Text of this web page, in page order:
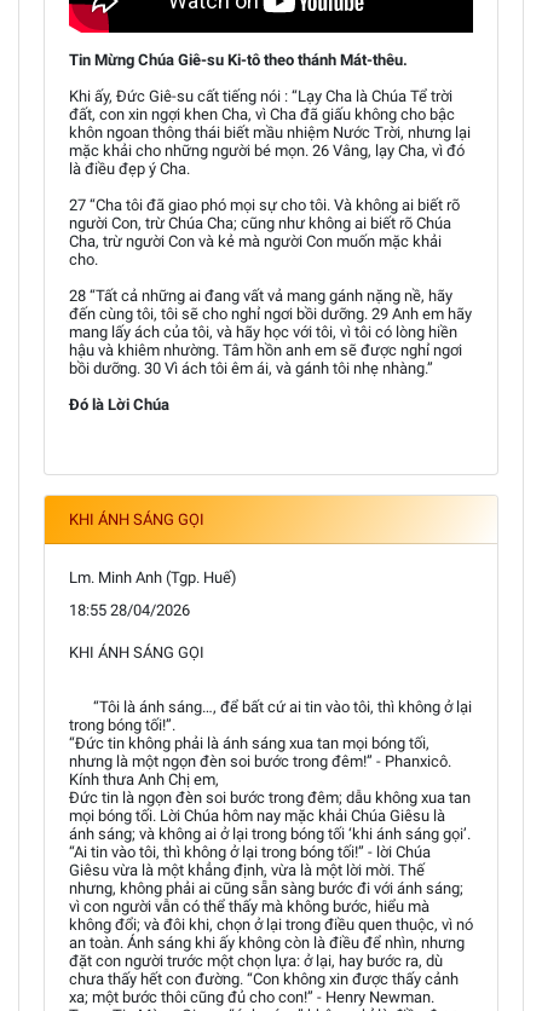
Tin Mừng Chúa Giê-su Ki-tô theo thánh Mát-thêu.
Khi ấy, Đức Giê-su cất tiếng nói : “Lạy Cha là Chúa Tể trời
đất, con xin ngợi khen Cha, vì Cha đã giấu không cho bậc
khôn ngoan thông thái biết mầu nhiệm Nước Trời, nhưng lại
mặc khải cho những người bé mọn. 26 Vâng, lạy Cha, vì đó
là điều đẹp ý Cha.
27 “Cha tôi đã giao phó mọi sự cho tôi. Và không ai biết rõ
người Con, trừ Chúa Cha; cũng như không ai biết rõ Chúa
Cha, trừ người Con và kẻ mà người Con muốn mặc khải
cho.
28 “Tất cả những ai đang vất vả mang gánh nặng nề, hãy
đến cùng tôi, tôi sẽ cho nghỉ ngơi bồi dưỡng. 29 Anh em hãy
mang lấy ách của tôi, và hãy học với tôi, vì tôi có lòng hiền
hậu và khiêm nhường. Tâm hồn anh em sẽ được nghỉ ngơi
bồi dưỡng. 30 Vì ách tôi êm ái, và gánh tôi nhẹ nhàng.”
Đó là Lời Chúa
KHI ÁNH SÁNG GỌI
Lm. Minh Anh (Tgp. Huế)
18:55 28/04/2026
KHI ÁNH SÁNG GỌI
“Tôi là ánh sáng…, để bất cứ ai tin vào tôi, thì không ở lại
trong bóng tối!”.
“Đức tin không phải là ánh sáng xua tan mọi bóng tối,
nhưng là một ngọn đèn soi bước trong đêm!” - Phanxicô.
Kính thưa Anh Chị em,
Đức tin là ngọn đèn soi bước trong đêm; dẫu không xua tan
mọi bóng tối. Lời Chúa hôm nay mặc khải Chúa Giêsu là
ánh sáng; và không ai ở lại trong bóng tối ‘khi ánh sáng gọi’.
“Ai tin vào tôi, thì không ở lại trong bóng tối!” - lời Chúa
Giêsu vừa là một khẳng định, vừa là một lời mời. Thế
nhưng, không phải ai cũng sẵn sàng bước đi với ánh sáng;
vì con người vẫn có thể thấy mà không bước, hiểu mà
không đổi; và đôi khi, chọn ở lại trong điều quen thuộc, vì nó
an toàn. Ánh sáng khi ấy không còn là điều để nhìn, nhưng
đặt con người trước một chọn lựa: ở lại, hay bước ra, dù
chưa thấy hết con đường. “Con không xin được thấy cảnh
xa; một bước thôi cũng đủ cho con!” - Henry Newman.